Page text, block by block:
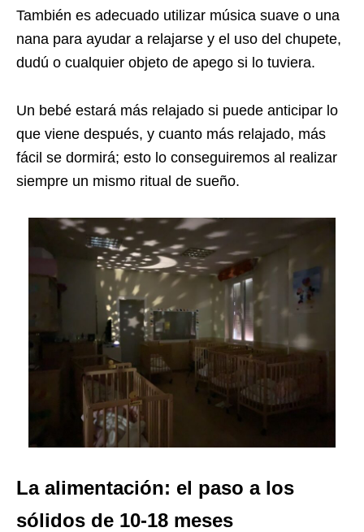
También es adecuado utilizar música suave o una
nana para ayudar a relajarse y el uso del chupete,
dudú o cualquier objeto de apego si lo tuviera.
Un bebé estará más relajado si puede anticipar lo
que viene después, y cuanto más relajado, más
fácil se dormirá; esto lo conseguiremos al realizar
siempre un mismo ritual de sueño.
La alimentación: el paso a los
sólidos de 10-18 meses